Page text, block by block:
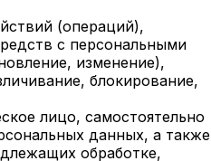
(операций),
с персональными
изменение),
блокирование,
лицо, самостоятельно
данных, а также
обработке,